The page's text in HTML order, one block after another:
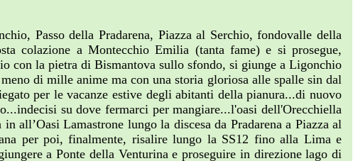
Passo della Pradarena, Piazza al Serchio, fondovalle della
colazione a Montecchio Emilia (tanta fame) e si prosegue,
con la pietra di Bismantova sullo sfondo, si giunge a Ligonchio
di mille anime ma con una storia gloriosa alle spalle sin dal
per le vacanze estive degli abitanti della pianura...di nuovo
su dove fermarci per mangiare...l'oasi dell'Orecchiella
all’Oasi Lamastrone lungo la discesa da Pradarena a Piazza al
per poi, finalmente, risalire lungo la SS12 fino alla Lima e
a Ponte della Venturina e proseguire in direzione lago di